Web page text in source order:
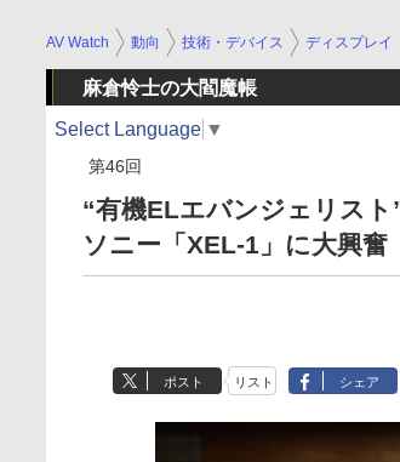
AV Watch 動向 技術・デバイス ディスプレイ
麻倉怜士の大閻魔帳
Select Language ▼
第46回
“有機ELエバンジェリス
ソニー「XEL-1」に大興奮
ポスト リスト シェア